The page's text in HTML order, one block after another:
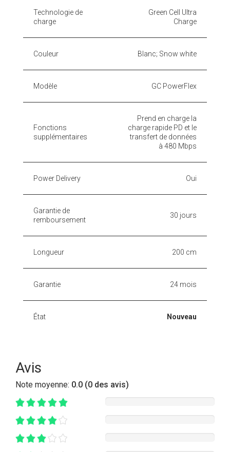
Technologie de
charge
Green Cell Ultra
Charge
Couleur Blanc; Snow white
Modèle GC PowerFlex
Fonctions
supplémentaires
Prend en charge la
charge rapide PD et le
transfert de données
à 480 Mbps
Power Delivery Oui
Garantie de
remboursement
30 jours
Longueur 200 cm
Garantie 24 mois
État Nouveau
Avis
Note moyenne: 0.0 (0 des avis)